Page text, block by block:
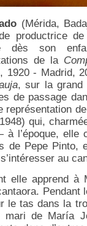
(Mérida,
productrice
dès son
de la
1920 - Madrid,
, sur la grand
de passage
représentation
qui,
à l’époque, elle
de Pepe Pinto,
au
elle apprend
Pendant
le tas dans la
mari de María